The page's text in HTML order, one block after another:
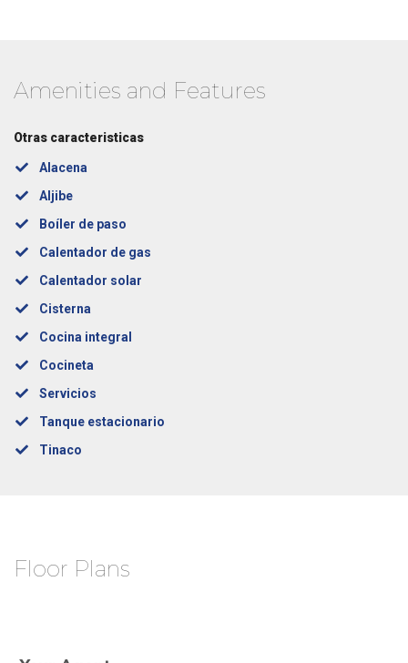
Amenities and Features
Otras caracteristicas
Alacena
Aljibe
Boíler de paso
Calentador de gas
Calentador solar
Cisterna
Cocina integral
Cocineta
Servicios
Tanque estacionario
Tinaco
Floor Plans